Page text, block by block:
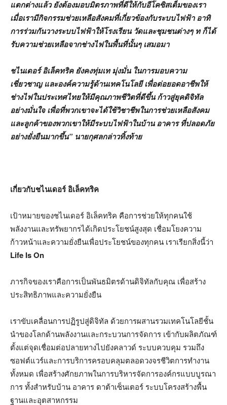
แตกต่างแล้ว ยังต้องมอบมิตรภาพที่ดีให้กับอีโคซิสเต็มของเรา
เมื่อเรามีกิจกรรมช่วยเหลือสังคมที่เกี่ยวข้องกับระบบไฟฟ้า อาทิ
การร่วมกันวางระบบไฟฟ้าให้โรงเรียน วัดและชุมชนต่างๆ ท ก็ได้
รับความช่วยเหลือจากช่างไฟในพื้นที่นั้นๆ เสมอมา
ชไนเดอร์ อิเล็คทริค ยังคงทุ่มเท มุ่งมั่น ในการมอบความ
เชี่ยวชาญ และองค์ความรู้ด้านเทคโนโลยี เพื่อต่อยอดอาชีพให้
ช่างไฟในประเทศไทยให้มีคุณภาพชีวิตที่ดีขึ้น ก้าวสู่ยุคดิจิทัล
อย่างมั่นใจ เพื่อที่พวกเขาจะได้ใช้วิชาชีพในการช่วยเหลือสังคม
และลูกค้าของพวกเขาให้มีระบบไฟฟ้าในบ้าน อาคาร ที่ปลอดภัย
อย่างยั่งยืนมากขึ้น” นายกุศลกล่าวทิ้งท้าย
เกี่ยวกับชไนเดอร์ อิเล็คทริค
เป้าหมายของชไนเดอร์ อิเล็คทริค คือการช่วยให้ทุกคนใช้
พลังงานและทรัพยากรได้เกิดประโยชน์สูงสุด เชื่อมโยงความ
ก้าวหน้าและความยั่งยืนเพื่อประโยชน์ของทุกคน เราเรียกสิ่งนี้ว่า
Life Is On
ภารกิจของเราคือการเป็นพันธมิตรด้านดิจิทัลกับคุณ เพื่อสร้าง
ประสิทธิภาพและความยั่งยืน
เราขับเคลื่อนการปฏิรูปสู่ดิจิทัล ด้วยการผสานรวมเทคโนโลยีชั้น
นำของโลกด้านพลังงานและกระบวนการจัดการ เข้ากับผลิตภัณฑ์
ตั้งแต่จุดเชื่อมต่อปลายทางไปยังคลาวด์ ระบบควบคุม รวมถึง
ซอฟต์แวร์และการบริการครอบคลุมตลอดวงจรชีวิตการทำงาน
ทั้งหมด เพื่อสร้างศักยภาพในการบริหารจัดการองค์กรแบบบูรณา
การ ทั้งสำหรับบ้าน อาคาร ดาต้าเซ็นเตอร์ ระบบโครงสร้างพื้น
ฐานและอุตสาหกรรม